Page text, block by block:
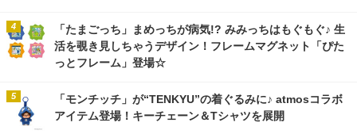
「たまごっち」まめっちが病気!? みみっちはもぐもぐ♪ 生
活を覗き見しちゃうデザイン！フレームマグネット「ぴた
っとフレーム」登場☆
「モンチッチ」が“TENKYU”の着ぐるみに♪ atmosコラボ
アイテム登場！キーチェーン＆Tシャツを展開